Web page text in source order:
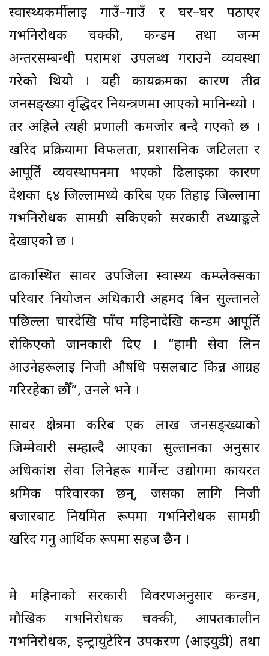
स्वास्थ्यकर्मीलाई गाउँ–गाउँ र घर–घर पठाएर
गर्भनिरोधक चक्की, कन्डम तथा जन्म
अन्तरसम्बन्धी परामर्श उपलब्ध गराउने व्यवस्था
गरेको थियो । यही कार्यक्रमका कारण तीव्र
जनसङ्ख्या वृद्धिदर नियन्त्रणमा आएको मानिन्थ्यो ।
तर अहिले त्यही प्रणाली कमजोर बन्दै गएको छ ।
खरिद प्रक्रियामा विफलता, प्रशासनिक जटिलता र
आपूर्ति व्यवस्थापनमा भएको ढिलाइका कारण
देशका ६४ जिल्लामध्ये करिब एक तिहाइ जिल्लामा
गर्भनिरोधक सामग्री सकिएको सरकारी तथ्याङ्कले
देखाएको छ ।
ढाकास्थित सावर उपजिला स्वास्थ्य कम्प्लेक्सका
परिवार नियोजन अधिकारी अहमद बिन सुल्तानले
पछिल्ला चारदेखि पाँच महिनादेखि कन्डम आपूर्ति
रोकिएको जानकारी दिए । “हामी सेवा लिन
आउनेहरूलाई निजी औषधि पसलबाट किन्न आग्रह
गरिरहेका छौँ”, उनले भने ।
सावर क्षेत्रमा करिब एक लाख जनसङ्ख्याको
जिम्मेवारी सम्हाल्दै आएका सुल्तानका अनुसार
अधिकांश सेवा लिनेहरू गार्मेन्ट उद्योगमा कार्यरत
श्रमिक परिवारका छन्, जसका लागि निजी
बजारबाट नियमित रूपमा गर्भनिरोधक सामग्री
खरिद गर्नु आर्थिक रूपमा सहज छैन ।
मे महिनाको सरकारी विवरणअनुसार कन्डम,
मौखिक गर्भनिरोधक चक्की, आपतकालीन
गर्भनिरोधक, इन्ट्रायुटेरिन उपकरण (आइयुडी) तथा